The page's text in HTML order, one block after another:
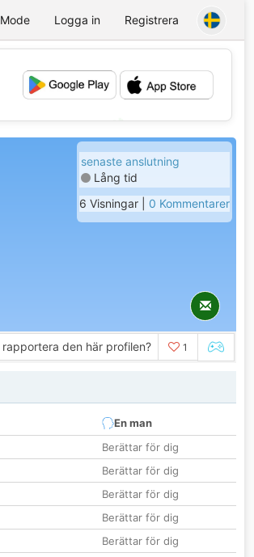
Mode Logga in Registrera
💕
senaste anslutning
Lång tid
6 Visningar | 0 Kommentarer
rapportera den här profilen? 1
En man
Berättar för dig
Berättar för dig
Berättar för dig
Berättar för dig
Berättar för dig